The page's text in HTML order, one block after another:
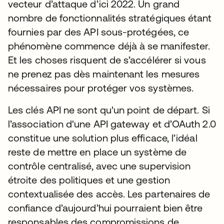
vecteur d’attaque d’ici 2022. Un grand
nombre de fonctionnalités stratégiques étant
fournies par des API sous-protégées, ce
phénomène commence déjà à se manifester.
Et les choses risquent de s’accélérer si vous
ne prenez pas dès maintenant les mesures
nécessaires pour protéger vos systèmes.
Les clés API ne sont qu'un point de départ. Si
l’association d'une API gateway et d’OAuth 2.0
constitue une solution plus efficace, l’idéal
reste de mettre en place un système de
contrôle centralisé, avec une supervision
étroite des politiques et une gestion
contextualisée des accès. Les partenaires de
confiance d’aujourd’hui pourraient bien être